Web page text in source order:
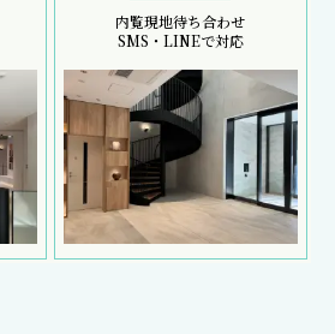
内覧現地待ち合わせ
SMS・LINEで対応